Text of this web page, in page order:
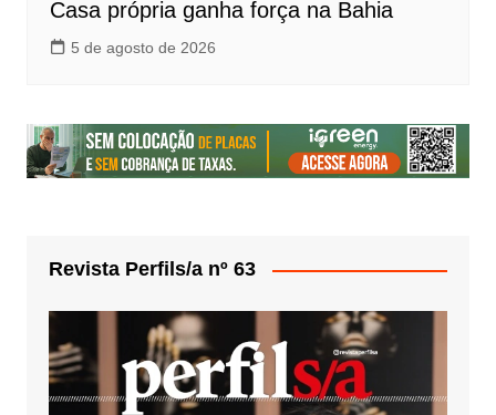
Casa própria ganha força na Bahia
5 de agosto de 2026
Revista Perfils/a nº 63